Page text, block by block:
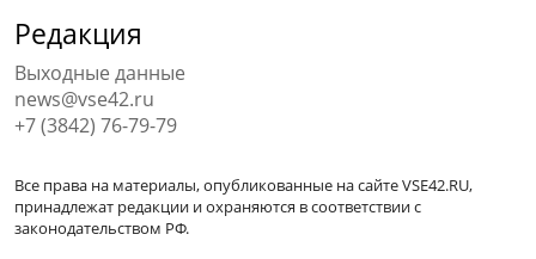
Редакция
Выходные данные
news@vse42.ru
+7 (3842) 76-79-79
Все права на материалы, опубликованные на сайте VSE42.RU,
принадлежат редакции и охраняются в соответствии с
законодательством РФ.